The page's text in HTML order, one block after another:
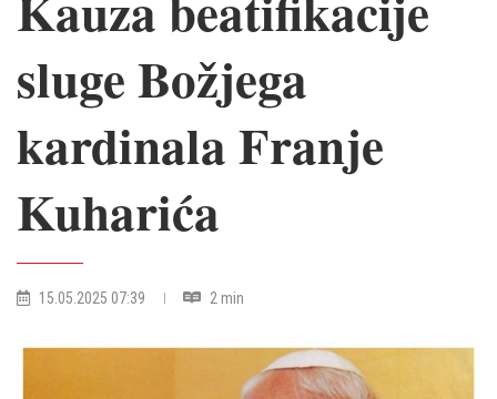
sluge Božjega
kardinala Franje
Kuharića
15.05.2025 07:39 2 min